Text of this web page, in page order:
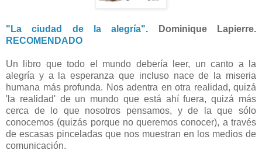
"La ciudad de la alegría". Dominique Lapierre.
RECOMENDADO
Un libro que todo el mundo debería leer, un canto a la
alegría y a la esperanza que incluso nace de la miseria
humana más profunda. Nos adentra en otra realidad, quizá
'la realidad' de un mundo que está ahí fuera, quizá más
cerca de lo que nosotros pensamos, y de la que sólo
conocemos (quizás porque no queremos conocer), a través
de escasas pinceladas que nos muestran en los medios de
comunicación.